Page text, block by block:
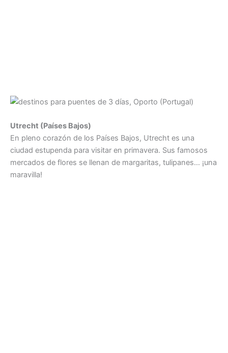
Utrecht (Países Bajos)
En pleno corazón de los Países Bajos, Utrecht es una
ciudad estupenda para visitar en primavera. Sus famosos
mercados de flores se llenan de margaritas, tulipanes… ¡una
maravilla!